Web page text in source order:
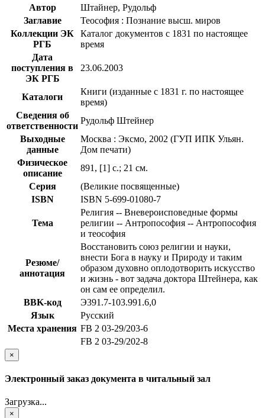
Автор
Штайнер, Рудольф
Заглавие
Теософия : Познание высш. миров
Коллекции ЭК
РГБ
Каталог документов с 1831 по настоящее
время
Дата
поступления в
ЭК РГБ
23.06.2003
Каталоги
Книги (изданные с 1831 г. по настоящее
время)
Сведения об
ответственности
Рудольф Штейнер
Выходные
данные
Москва : Эксмо, 2002 (ГУП ИПК Ульян.
Дом печати)
Физическое
описание
891, [1] с.; 21 см.
Серия
(Великие посвященные)
ISBN
ISBN 5-699-01080-7
Тема
Религия -- Вневероисповедные формы
религии -- Антропософия -- Антропософия
и теософия
Резюме/
аннотация
Восстановить союз религии и науки,
внести Бога в науку и Природу и таким
образом духовно оплодотворить искусство
и жизнь - вот задача доктора Штейнера, как
он сам ее определил.
BBK-код
Э391.7-103.991.6,0
Язык
Русский
Места хранения FB 2 03-29/203-6
FB 2 03-29/202-8
×
Электронный заказ документа в читальный зал
Загрузка...
×